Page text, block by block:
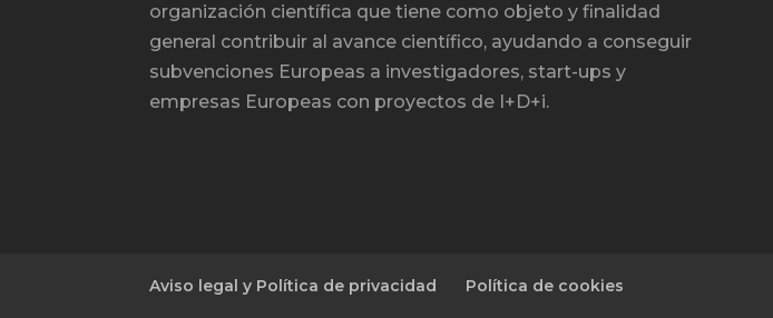
organización científica que tiene como objeto y finalidad
general contribuir al avance científico, ayudando a conseguir
subvenciones Europeas a investigadores, start-ups y
empresas Europeas con proyectos de I+D+i.
Aviso legal y Política de privacidad Política de cookies